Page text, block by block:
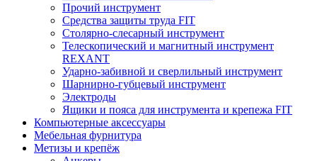
Прочий инструмент
Средства защиты труда FIT
Столярно-слесарный инструмент
Телескопический и магнитный инструмент
REXANT
Ударно-забивной и сверлильный инструмент
Шарнирно-губцевый инструмент
Электроды
Ящики и пояса для инструмента и крепежа FIT
Компьютерные аксессуары
Мебельная фурнитура
Метизы и крепёж